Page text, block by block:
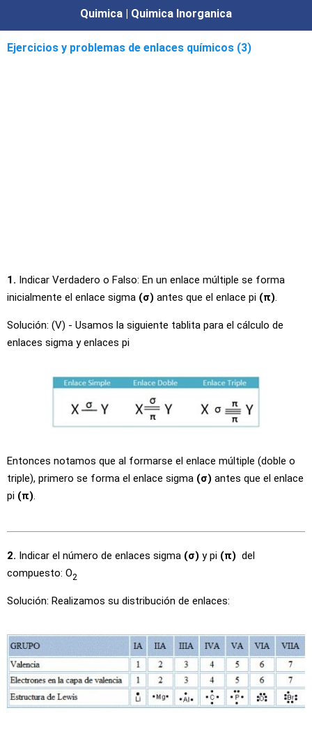
Quimica | Quimica Inorganica
Ejercicios y problemas de enlaces químicos (3)
1. Indicar Verdadero o Falso: En un enlace múltiple se forma
inicialmente el enlace sigma (σ) antes que el enlace pi (π).
Solución: (V) - Usamos la siguiente tablita para el cálculo de
enlaces sigma y enlaces pi
Entonces notamos que al formarse el enlace múltiple (doble o
triple), primero se forma el enlace sigma (σ) antes que el enlace
pi (π).
2. Indicar el número de enlaces sigma (σ) y pi (π) del
compuesto: O2
Solución: Realizamos su distribución de enlaces: